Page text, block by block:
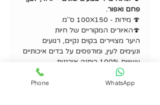
פחם ואפור.
🍄 מידות - 100X150 ס"מ.
🍄האיורים המקוריים של חיות
היער מצויירים בקוים נקיים, רגועים
ונעימים לעין, ומודפסים על בדים איכותיים
עשויים 100% כותנה אורגנית.
🍄מוצרי kookoolon מיוצרים בישראל.
Phone WhatsApp